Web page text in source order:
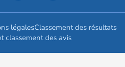
légalesClassement des résultats
classement des avis